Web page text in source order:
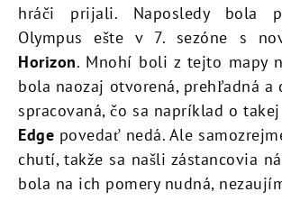
hráči prijali. Naposledy bola
Olympus ešte v 7. sezóne s
Horizon. Mnohí boli z tejto mapy
bola naozaj otvorená, prehľadná a
spracovaná, čo sa napríklad o
Edge povedať nedá. Ale
chutí, takže sa našli zástancovia
bola na ich pomery nudná,